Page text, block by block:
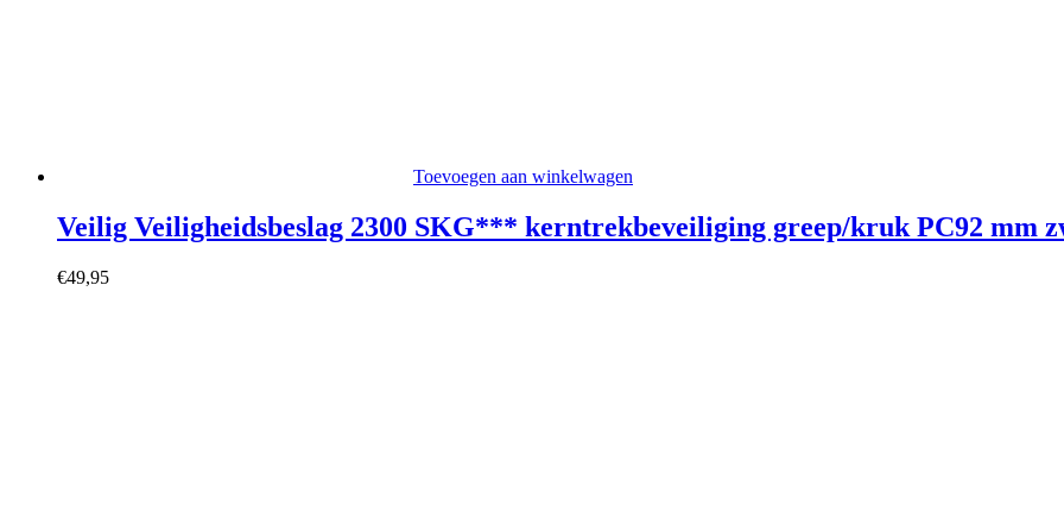
Toevoegen aan winkelwagen
Veilig Veiligheidsbeslag 2300 SKG*** kerntrekbeveiliging greep/kruk PC92 mm
€49,95